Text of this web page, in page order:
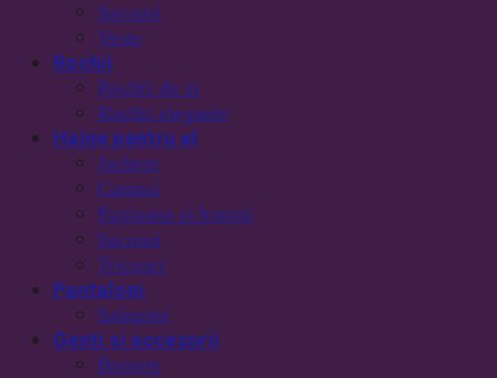
Sacouri
Veste
Rochii
Rochii de zi
Rochii elegante
Haine pentru el
Jachete
Camasi
Papioane si butoni
Sacouri
Tricouri
Pantaloni
Salopete
Genti si accesorii
Borsete